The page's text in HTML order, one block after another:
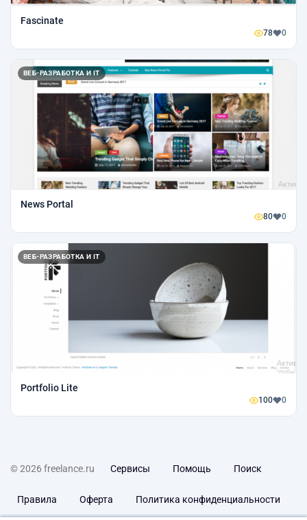
Fascinate
78 0
ВЕБ-РАЗРАБОТКА И IT
News Portal
80 0
ВЕБ-РАЗРАБОТКА И IT
Portfolio Lite
100 0
© 2026 freelance.ru Сервисы Помощь Поиск
Правила Оферта Политика конфиденциальности